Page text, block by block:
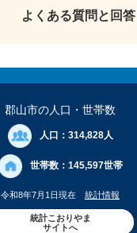
よくある質問と回答
郡山市の人口 ・世帯数
人口： 314,828人
世帯数： 145,597世帯
令和8年7月1日現在 統計情報
統計こおりやま
サイトへ